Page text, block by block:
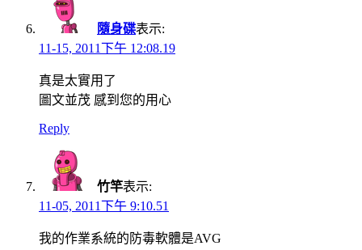
隨身碟表示:
11-15, 2011下午 12:08.19
真是太實用了
圖文並茂 感到您的用心
Reply
竹竿表示:
11-05, 2011下午 9:10.51
我的作業系統的防毒軟體是AVG